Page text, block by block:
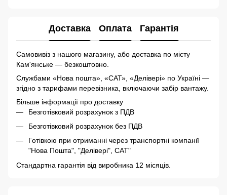
Доставка Оплата Гарантія
Самовивіз з нашого магазину, або доставка по місту
Кам'янське — безкоштовно.
Службами «Нова пошта», «САТ», «Делівері» по Україні —
згідно з тарифами перевізника, включаючи забір вантажу.
Більше інформації про доставку
Безготівковий розрахунок з ПДВ
Безготівковий розрахунок без ПДВ
Готівкою при отриманні через транспортні компанії
"Нова Пошта", "Делівері", САТ"
Стандартна гарантія від виробника 12 місяців.